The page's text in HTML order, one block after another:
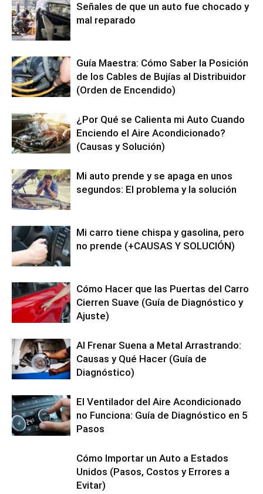
Señales de que un auto fue chocado y
mal reparado
Guía Maestra: Cómo Saber la Posición
de los Cables de Bujías al Distribuidor
(Orden de Encendido)
¿Por Qué se Calienta mi Auto Cuando
Enciendo el Aire Acondicionado?
(Causas y Solución)
Mi auto prende y se apaga en unos
segundos: El problema y la solución
Mi carro tiene chispa y gasolina, pero
no prende (+CAUSAS Y SOLUCIÓN)
Cómo Hacer que las Puertas del Carro
Cierren Suave (Guía de Diagnóstico y
Ajuste)
Al Frenar Suena a Metal Arrastrando:
Causas y Qué Hacer (Guía de
Diagnóstico)
El Ventilador del Aire Acondicionado
no Funciona: Guía de Diagnóstico en 5
Pasos
Cómo Importar un Auto a Estados
Unidos (Pasos, Costos y Errores a
Evitar)